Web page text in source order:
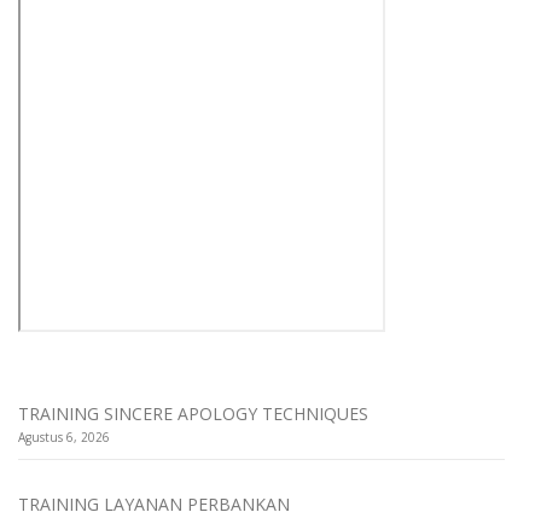
TRAINING SINCERE APOLOGY TECHNIQUES
Agustus 6, 2026
TRAINING LAYANAN PERBANKAN